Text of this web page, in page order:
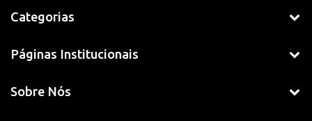
Categorias
Páginas Institucionais
Sobre Nós